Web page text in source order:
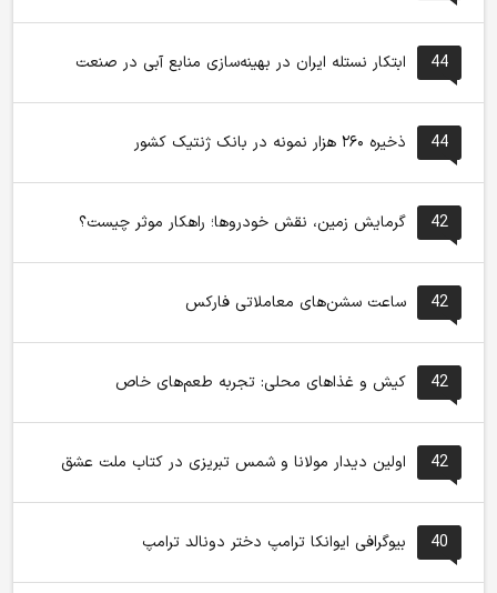
44 ابتکار نستله ایران در بهینه‌سازی منابع آبی در صنعت
44 ذخیره ۲۶۰ هزار نمونه در بانک ژنتیک کشور
42 گرمایش زمین، نقش خودروها؛ راهکار موثر چیست؟
42 ساعت سشن‌های معاملاتی فارکس
42 کیش و غذاهای محلی: تجربه طعم‌های خاص
42 اولین دیدار مولانا و شمس تبریزی در کتاب ملت عشق
40 بیوگرافی ایوانکا ترامپ دختر دونالد ترامپ